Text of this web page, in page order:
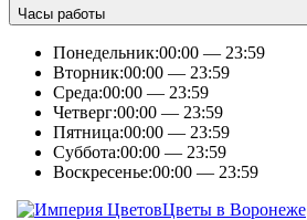
Часы работы
Понедельник:00:00 — 23:59
Вторник:00:00 — 23:59
Среда:00:00 — 23:59
Четверг:00:00 — 23:59
Пятница:00:00 — 23:59
Суббота:00:00 — 23:59
Воскресенье:00:00 — 23:59
Цветы в Воронеже